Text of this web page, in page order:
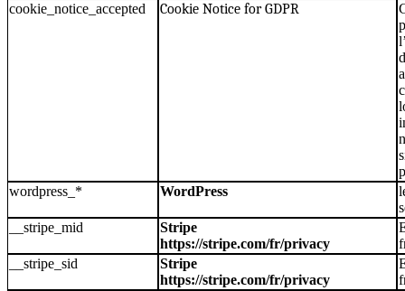
cookie_notice_accepted
Cookie Notice for GDPR
wordpress_*
WordPress
__stripe_mid
Stripe
https://stripe.com/fr/privacy
__stripe_sid
Stripe
https://stripe.com/fr/privacy